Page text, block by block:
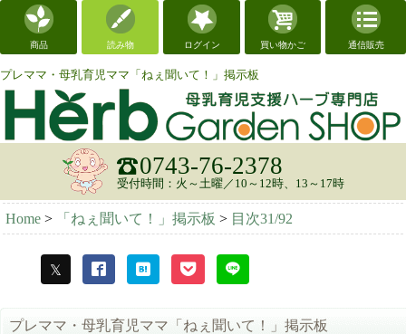
商品 読み物 ログイン 買い物かご 通信販売
プレママ・母乳育児ママ「ねぇ聞いて！」掲示板
0743-76-2378
受付時間：火～土曜／10～12時、13～17時
Home > 「ねぇ聞いて！」掲示板 > 目次31/92
プレママ・母乳育児ママ「ねぇ聞いて！」掲示板